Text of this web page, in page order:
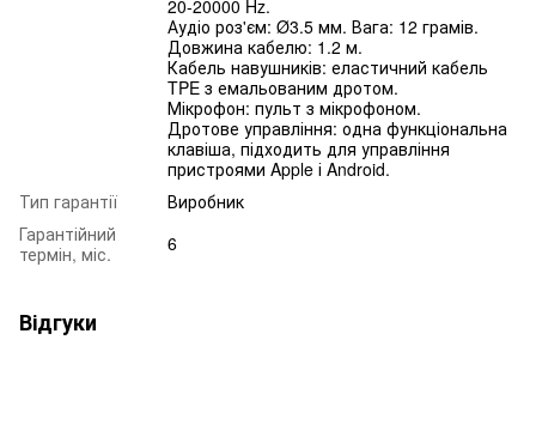
20-20000 Hz.
Аудіо роз'єм: Ø3.5 мм. Вага: 12 грамів.
Довжина кабелю: 1.2 м.
Кабель навушників: еластичний кабель
TPE з емальованим дротом.
Мікрофон: пульт з мікрофоном.
Дротове управління: одна функціональна
клавіша, підходить для управління
пристроями Apple і Android.
Тип гарантії
Виробник
Гарантійний
термін, міс.
6
Відгуки